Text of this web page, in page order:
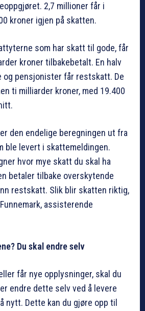
2,7 millioner får i
kroner igjen på skatten.
som har skatt til gode, får
kroner tilbakebetalt. En halv
og pensjonister får restskatt. De
ti milliarder kroner, med 19.400
den endelige beregningen ut fra
ble levert i skattemeldingen.
hvor mye skatt du skal ha
betaler tilbake overskytende
restskatt. Slik blir skatten riktig,
assisterende
Du skal endre selv
får nye opplysninger, skal du
endre dette selv ved å levere
nytt. Dette kan du gjøre opp til